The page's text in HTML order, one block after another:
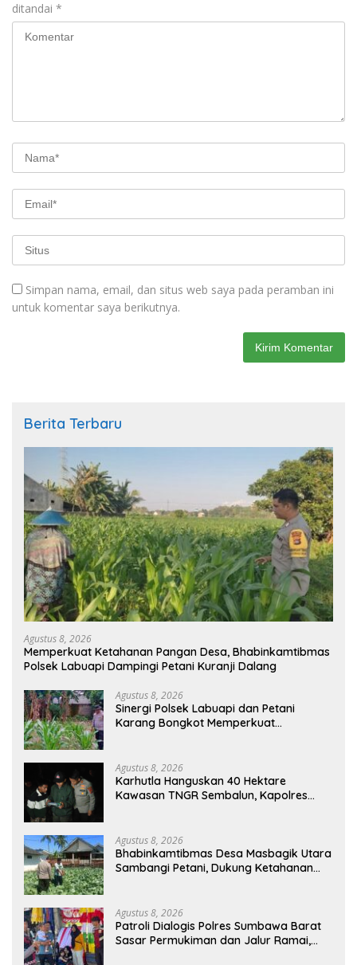
ditandai *
Simpan nama, email, dan situs web saya pada peramban ini
untuk komentar saya berikutnya.
Berita Terbaru
Agustus 8, 2026
Memperkuat Ketahanan Pangan Desa, Bhabinkamtibmas
Polsek Labuapi Dampingi Petani Kuranji Dalang
Agustus 8, 2026
Sinergi Polsek Labuapi dan Petani
Karang Bongkot Memperkuat
Agustus 8, 2026
Karhutla Hanguskan 40 Hektare
Kawasan TNGR Sembalun, Kapolres
Agustus 8, 2026
Bhabinkamtibmas Desa Masbagik Utara
Sambangi Petani, Dukung Ketahanan
Agustus 8, 2026
Patroli Dialogis Polres Sumbawa Barat
Sasar Permukiman dan Jalur Ramai,